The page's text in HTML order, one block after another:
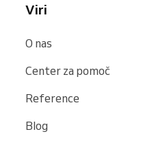
Viri
O nas
Center za pomoč
Reference
Blog